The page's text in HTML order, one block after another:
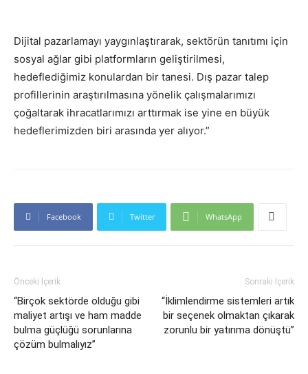
Dijital pazarlamayı yaygınlaştırarak, sektörün tanıtımı için
sosyal ağlar gibi platformların geliştirilmesi,
hedeflediğimiz konulardan bir tanesi. Dış pazar talep
profillerinin araştırılmasına yönelik çalışmalarımızı
çoğaltarak ihracatlarımızı arttırmak ise yine en büyük
hedeflerimizden biri arasında yer alıyor.”
Facebook Twitter WhatsApp
Önceki İçerik
“Birçok sektörde olduğu gibi
maliyet artışı ve ham madde
bulma güçlüğü sorunlarına
çözüm bulmalıyız”
Sonraki İçerik
“İklimlendirme sistemleri artık
bir seçenek olmaktan çıkarak
zorunlu bir yatırıma dönüştü”